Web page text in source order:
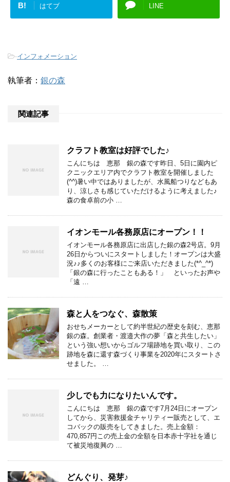
B! はてブ LINE
-インフォメーション
執筆者： 銀の森
関連記事
クラフト教室は好評でした♪
こんにちは 恵那 銀の森です昨日、5日に園内ピ
クニックエリア内でクラフト教室を開催しました
(^^)暑い中ではありましたが、水風船つりなどもあ
り、涼しさも感じていただけるように考えました♪
森の食卓前の小 …
イオンモール各務原店にオープン！！
イオンモール各務原店に出店した銀の森2号店。9月
26日からついにスタートしました！オープンは大盛
況♪♪多くのお客様にご来店いただきました(*^_^*)
「銀の森に行ったこともある！」 といったお声や
「遠 …
森と人をつなぐ、森散策
おせちメーカーとして約半世紀の歴史を刻む、恵那
銀の森。創業者・渡邉大作の夢「森と共生したい」
という強い想いからゴルフ場跡地を買い取り、この
跡地を森に還す森づくり事業を2020年にスタートさ
せました。 …
少しでも力になりたいんです。
こんにちは 恵那 銀の森です7月24日にオープン
してから、災害救援金チャリティー販売として、エ
コバックの販売をしてきました。売上金額：
470,857円この売上金の全額を日本赤十字社を通じ
て被災地復興の …
どんぐり、発芽♪